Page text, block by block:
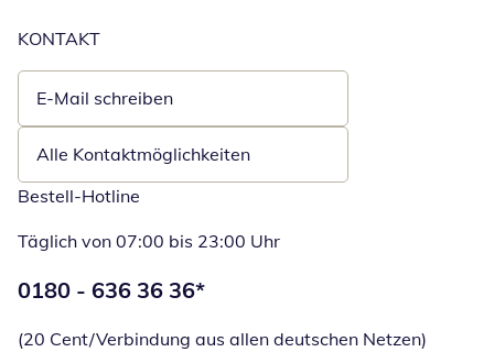
KONTAKT
E-Mail schreiben
Öffnet E-Mail-Client
Alle Kontaktmöglichkeiten
Bestell-Hotline
Täglich von 07:00 bis 23:00 Uhr
Telefonnummer:
0180 - 636 36 36*
(20 Cent/Verbindung aus allen deutschen Netzen)